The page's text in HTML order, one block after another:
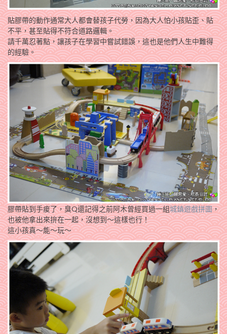
貼膠帶的動作通常大人都會替孩子代勞，因為大人怕小孩貼歪、貼
不平，甚至貼得不符合道路邏輯。
請千萬忍著點，讓孩子在學習中嘗試錯誤，這也是他們人生中難得
的經驗。
膠帶貼到手痠了，臭Q還記得之前阿木曾經買過一組城鎮遊戲拼圖，
也被他拿出來拚在一起，沒想到～這樣也行！
這小孩真～能～玩～